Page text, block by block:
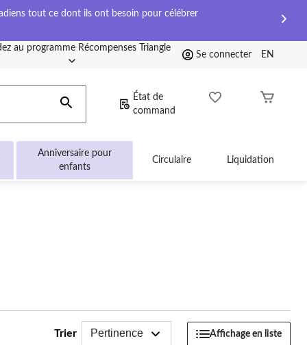
tout ce dont ils ont besoin pour célébrer
au programme Récompenses Triangle
Se connecter EN
État de
command
Anniversaire pour
enfants
Circulaire Liquidation
Trier Pertinence Affichage en liste